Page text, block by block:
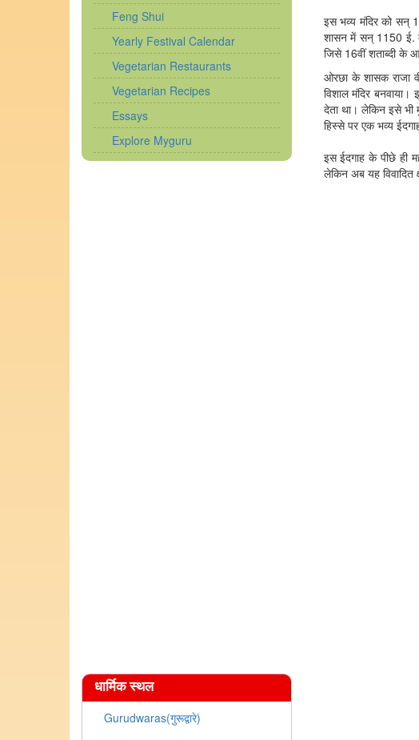
Feng Shui
Yearly Festival Calendar
Vegetarian Restaurants
Vegetarian Recipes
Essays
Explore Myguru
धार्मिक स्थल
Gurudwaras(गुरूद्वारे)
इस भव्य मंदिर को सन्
शासन में सन् 1150 ई.
जिसे 16वीं शताब्दी के
ओरछा के शासक राजा
विशाल मंदिर
देता था। लेकिन इसे
हिस्से पर एक भव्य
इस ईदगाह के पीछे ही
लेकिन अब यह